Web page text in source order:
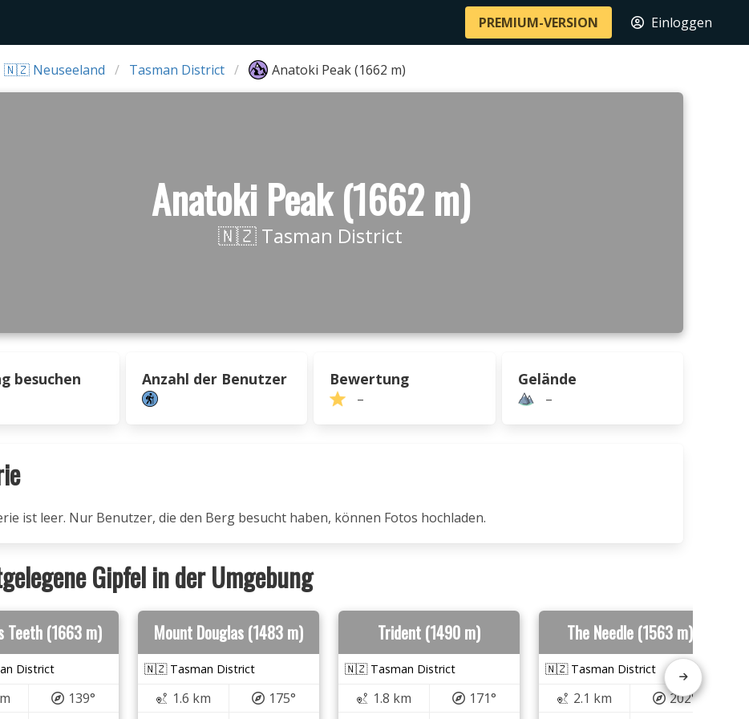
PREMIUM-VERSION Einloggen
🇳🇿 Neuseeland Tasman District Anatoki Peak (1662 m)
Anatoki Peak (1662 m)
🇳🇿 Tasman District
besuchen Anzahl der Benutzer Bewertung
–
Gelände
–
ist leer. Nur Benutzer, die den Berg besucht haben, können Fotos hochladen.
Gipfel in der Umgebung
Teeth (1663 m)
District
139°
Mount Douglas (1483 m)
🇳🇿 Tasman District
1.6 km
175°
Trident (1490 m)
🇳🇿 Tasman District
1.8 km
171°
The Needle (1563 m)
🇳🇿 Tasman District
2.1 km
202°